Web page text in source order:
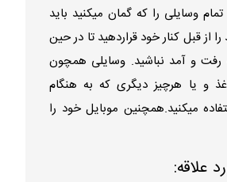
وسایلی را که گمان میکنید باید
از قبل کنار خود قراردهید تا در حین
رفت و آمد نباشید. وسایلی همچون
و یا هرچیز دیگری که به هنگام
میکنید.همچنین موبایل خود را